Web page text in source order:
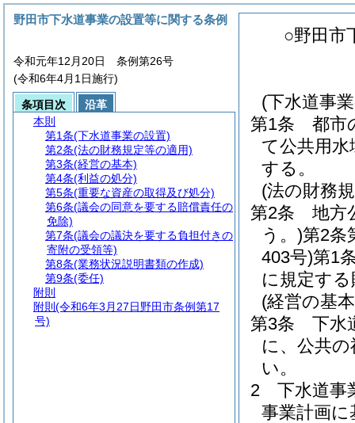
○野田市
(下水道事
第1条
都市
て公共用
する。
(法の財務
第2条
地方
う。)第2条
403号)第1
に規定す
(経営の基
第3条
下水
に、公共
い。
2
下水道事
事業計画
野田市下水道事業の設置等に関する条例
令和元年12月20日 条例第26号
(令和6年4月1日施行)
条項目次
沿革
本則
第1条(下水道事業の設置)
第2条(法の財務規定等の適用)
第3条(経営の基本)
第4条(利益の処分)
第5条(重要な資産の取得及び処分)
第6条(議会の同意を要する賠償責任の
免除)
第7条(議会の議決を要する負担付きの
寄附の受領等)
第8条(業務状況説明書類の作成)
第9条(委任)
附則
附則 (令和6年3月27日野田市条例第17
号)